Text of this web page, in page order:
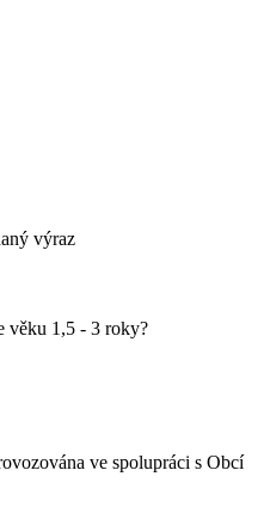
výraz
věku 1,5 - 3 roky?
ve spolupráci s Obcí